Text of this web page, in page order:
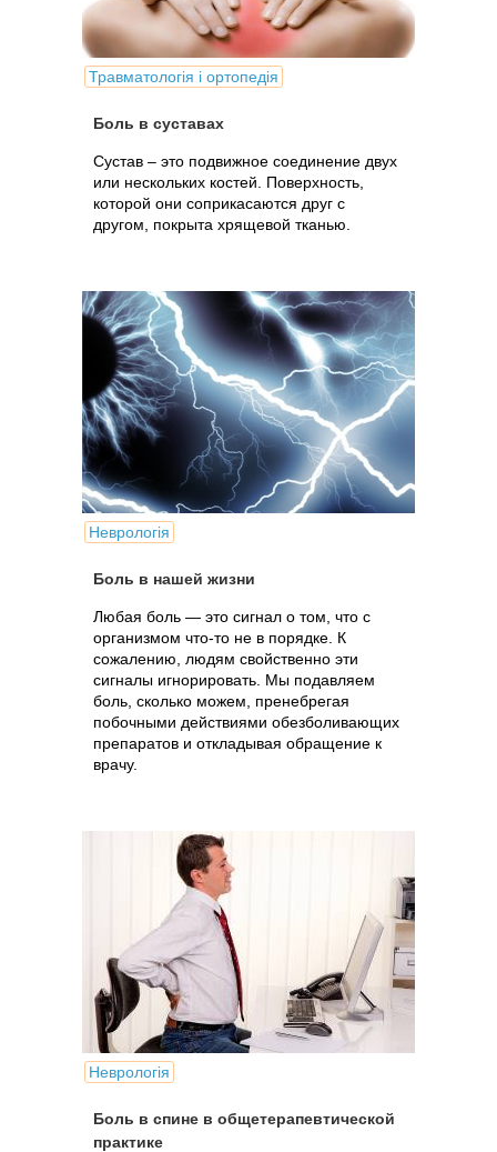
Травматологія і ортопедія
Боль в суставах
Сустав – это подвижное соединение двух
или нескольких костей. Поверхность,
которой они соприкасаются друг с
другом, покрыта хрящевой тканью.
Неврологія
Боль в нашей жизни
Любая боль — это сигнал о том, что с
организмом что-то не в порядке. К
сожалению, людям свойственно эти
сигналы игнорировать. Мы подавляем
боль, сколько можем, пренебрегая
побочными действиями обезболивающих
препаратов и откладывая обращение к
врачу.
Неврологія
Боль в спине в общетерапевтической
практике